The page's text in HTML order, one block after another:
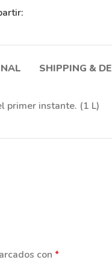
SHIPPING &
primer instante. (1 L)
con *